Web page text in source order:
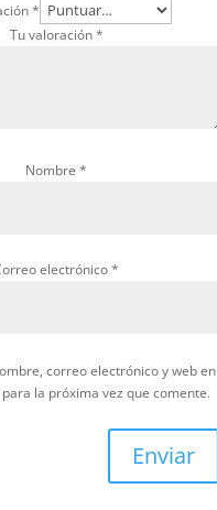
*
Tu valoración*
Nombre*
electrónico*
correo electrónico y web en
la próxima vez que comente.